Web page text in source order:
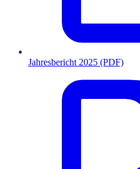
Jahresbericht 2025 (PDF)